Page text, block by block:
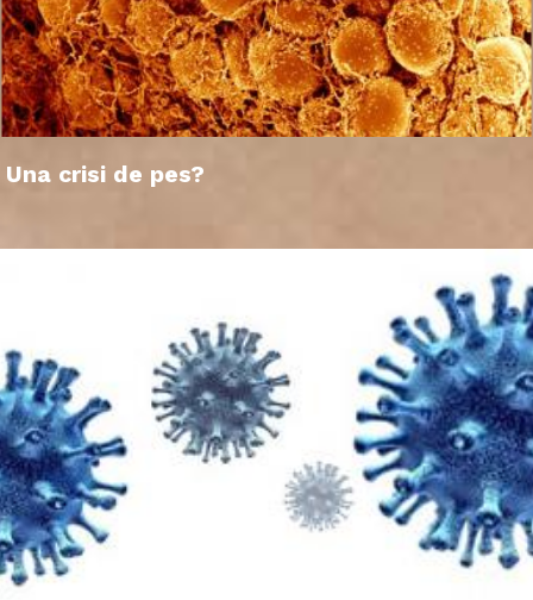
Una crisi de pes?